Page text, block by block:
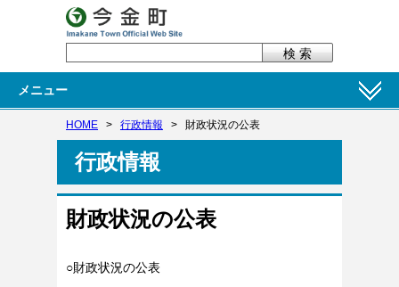
メニュー
HOME > 行政情報 > 財政状況の公表
行政情報
財政状況の公表
○財政状況の公表